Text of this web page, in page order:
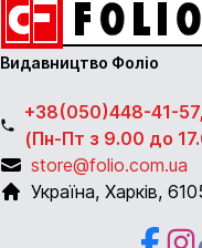
Видавництво Фоліо
+38(050)448-41-
(Пн-Пт з 9.00 до
store@folio.com.ua
Україна, Харків,